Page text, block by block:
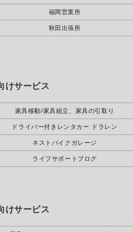
福岡営業所
秋田出張所
けサービス
家具移動/家具組立、家具の引取り
ドライバー付きレンタカー ドラレン
ネストバイクガレージ
ライフサポートブログ
けサービス